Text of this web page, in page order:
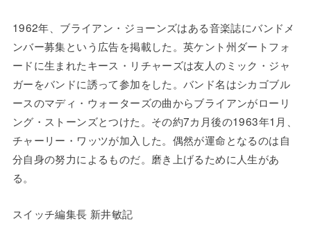
1962年、ブライアン・ジョーンズはある音楽誌にバンドメ
ンバー募集という広告を掲載した。英ケント州ダートフォ
ードに生まれたキース・リチャーズは友人のミック・ジャ
ガーをバンドに誘って参加をした。バンド名はシカゴブル
ースのマディ・ウォーターズの曲からブライアンがローリ
ング・ストーンズとつけた。その約7カ月後の1963年1月、
チャーリー・ワッツが加入した。偶然が運命となるのは自
分自身の努力によるものだ。磨き上げるために人生があ
る。
スイッチ編集長 新井敏記